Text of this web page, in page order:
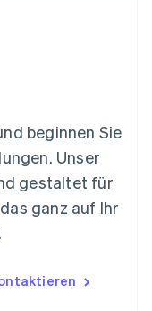
beginnen Sie
Unser
gestaltet für
ganz auf Ihr